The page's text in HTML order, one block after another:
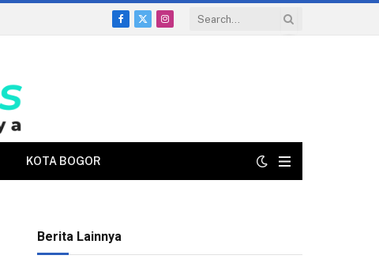
Facebook
X
Instagram
KOTA BOGOR
Berita Lainnya